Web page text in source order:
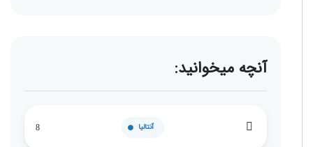
آنچه میخوانید:
آنتالیا 8